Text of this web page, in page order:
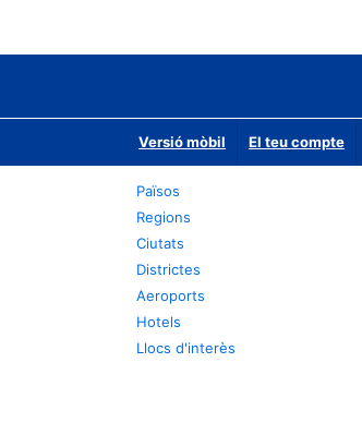
Versió mòbil El teu compte
Països
Regions
Ciutats
Districtes
Aeroports
Hotels
Llocs d'interès